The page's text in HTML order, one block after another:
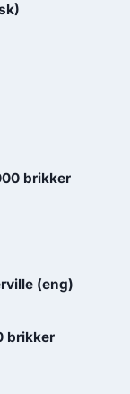
brikker
kr..
(eng)
brikker